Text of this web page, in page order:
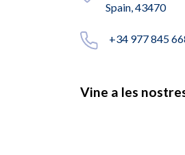
Spain, 43470
+34 977 845
Vine a les